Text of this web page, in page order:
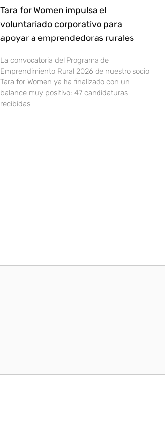
Tara for Women impulsa el
voluntariado corporativo para
apoyar a emprendedoras rurales
La convocatoria del Programa de
Emprendimiento Rural 2026 de nuestro socio
Tara for Women ya ha finalizado con un
balance muy positivo: 47 candidaturas
recibidas